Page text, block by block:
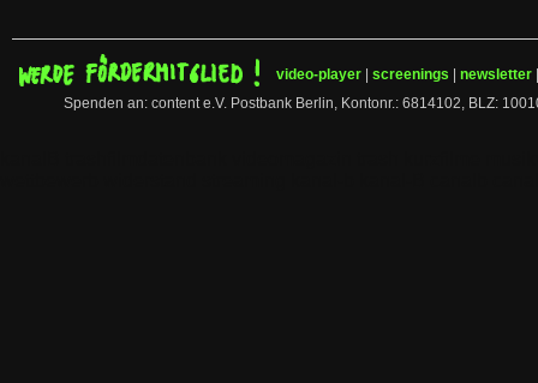
video-player screenings newsletter
Spenden an: content e.V. Postbank Berlin, Kontonr.: 6814102, BLZ: